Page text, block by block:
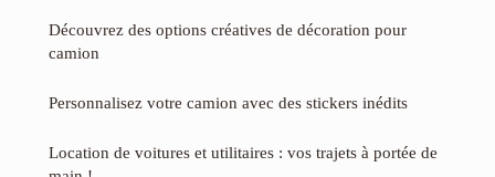
Découvrez des options créatives de décoration pour
camion
Personnalisez votre camion avec des stickers inédits
Location de voitures et utilitaires : vos trajets à portée de